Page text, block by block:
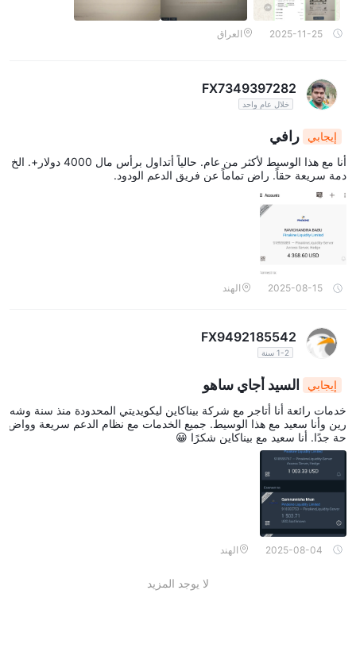
2025-11-25 العراق
FX7349397282
خلال عام واحد
إيجابي رافي
أنا مع هذا الوسيط لأكثر من عام. حالياً أتداول برأس مال 4000 دولار+. الخ
دمة سريعة حقاً. راضٍ تماماً عن فريق الدعم الودود.
2025-08-15 الهند
FX9492185542
1-2 سنة
إيجابي السيد أجاي ساهو
خدمات رائعة أنا أتاجر مع شركة بيناكاين ليكويديتي المحدودة منذ سنة وشه
رين وأنا سعيد مع هذا الوسيط. جميع الخدمات مع نظام الدعم سريعة وواض
حة جدًا. أنا سعيد مع بيناكاين شكرًا 😀
2025-08-04 الهند
لا يوجد المزيد